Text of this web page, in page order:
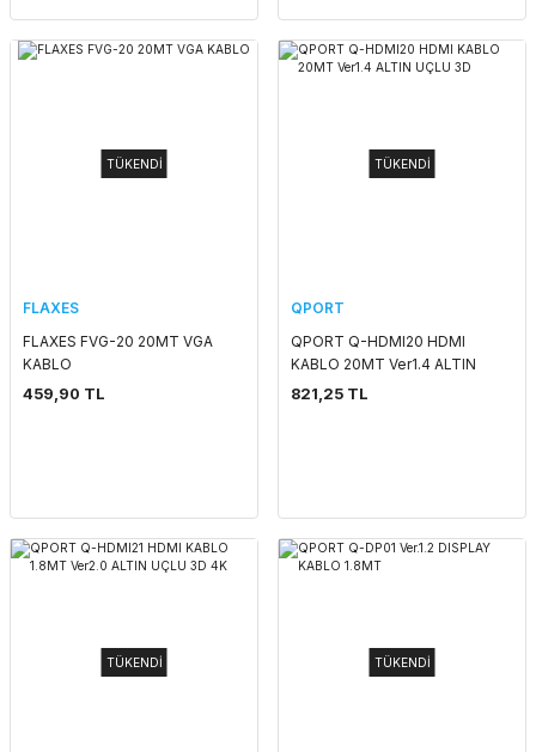
TÜKENDİ
FLAXES
FLAXES FVG-20 20MT VGA
KABLO
459,90 TL
TÜKENDİ
QPORT
QPORT Q-HDMI20 HDMI
KABLO 20MT Ver1.4 ALTIN
UÇLU 3D
821,25 TL
TÜKENDİ TÜKENDİ